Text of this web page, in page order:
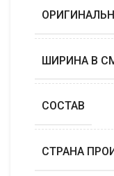
ШИРИНА В
СОСТАВ
СТРАНА